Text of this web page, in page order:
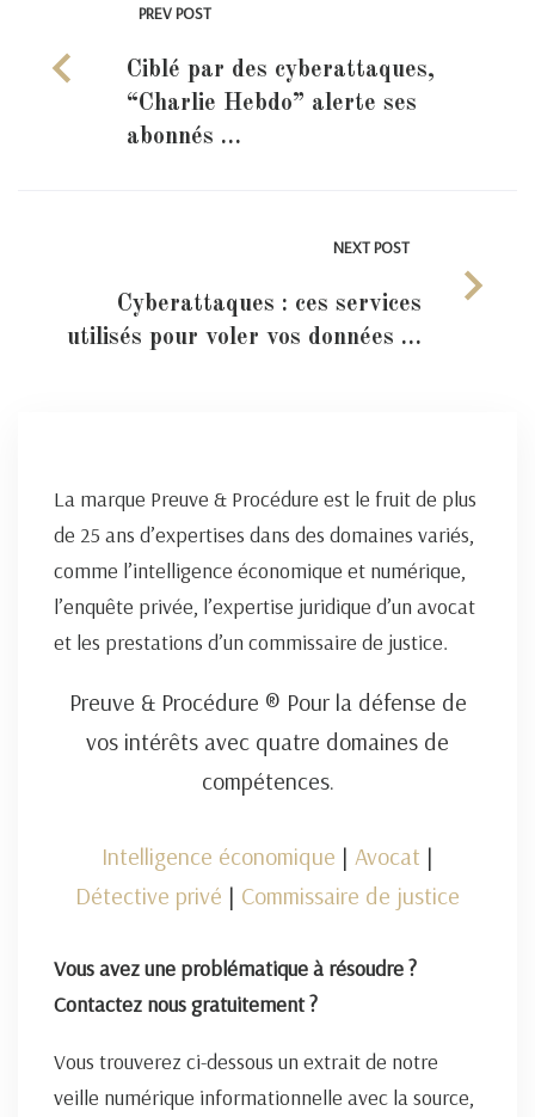
PREV POST
Ciblé par des cyberattaques,
“Charlie Hebdo” alerte ses
abonnés …
NEXT POST
Cyberattaques : ces services
utilisés pour voler vos données …
La marque Preuve & Procédure est le fruit de plus
de 25 ans d’expertises dans des domaines variés,
comme l’intelligence économique et numérique,
l’enquête privée, l’expertise juridique d’un avocat
et les prestations d’un commissaire de justice.
Preuve & Procédure ® Pour la défense de
vos intérêts avec quatre domaines de
compétences.
Intelligence économique | Avocat |
Détective privé | Commissaire de justice
Vous avez une problématique à résoudre ?
Contactez nous gratuitement ?
Vous trouverez ci-dessous un extrait de notre
veille numérique informationnelle avec la source,